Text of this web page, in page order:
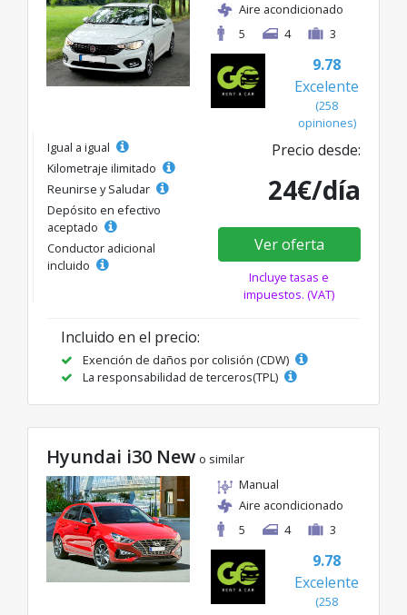
Aire acondicionado
5
4 3
9.78
Excelente
(258
opiniones)
Igual a igual
Kilometraje ilimitado
Reunirse y Saludar
Depósito en efectivo
aceptado
Conductor adicional
incluido
Precio desde:
24€/día
Ver oferta
Incluye tasas e
impuestos. (VAT)
Incluido en el precio:
Exención de daños por colisión (CDW)
La responsabilidad de terceros(TPL)
Hyundai i30 New o similar
Manual
Aire acondicionado
5
4 3
9.78
Excelente
(258